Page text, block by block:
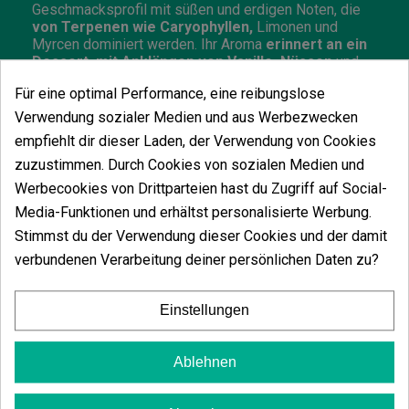
Geschmacksprofil mit süßen und erdigen Noten, die
von Terpenen wie Caryophyllen, Limonen und
Myrcen dominiert werden. Ihr Aroma erinnert an ein
Dessert, mit Anklängen von Vanille, Nüssenund
Wie man Animal Cookies drinnen anbaut
Beim Indoor-Anbau benötigt Animal Cookies viel
Platz und Belüftung.Sie reagiert gut auf
ausgewogene Düngung und regelmäßige
Bewässerung, aber es ist wichtig, die Pflanzen genau
zu beobachten, um Überdüngung zu vermeiden. Diese
Sorte ist nicht leicht anzubauen und wird daher für
erfahrene Züchter empfohlen, da sie eine kontrollierte
Umgebung erfordert.
Drinnen erzielt sie Erträge von
und produziert Blütenvon außergewöhnlicher
Qualität. Sie ist nach 9-10 Wochen Blütezeit erntereif.
Wie man Animal Cookies draußen anbaut
Für eine optimal Performance, eine reibungslose
Verwendung sozialer Medien und aus Werbezwecken
empfiehlt dir dieser Laden, der Verwendung von Cookies
zuzustimmen. Durch Cookies von sozialen Medien und
Werbecookies von Drittparteien hast du Zugriff auf Social-
Media-Funktionen und erhältst personalisierte Werbung.
Stimmst du der Verwendung dieser Cookies und der damit
verbundenen Verarbeitung deiner persönlichen Daten zu?
Einstellungen
Ablehnen